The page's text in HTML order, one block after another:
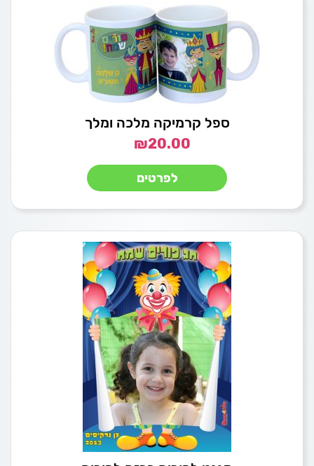
ספל קרמיקה מלכה ומלך
₪20.00
לפרטים